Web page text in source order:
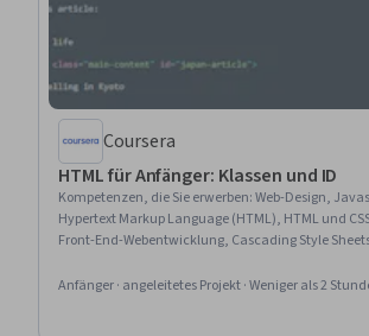
Coursera
HTML für Anfänger: Klassen und ID
Kompetenzen, die Sie erwerben:Web-Design,
Hypertext Markup Language (HTML), HTML und
Front-End-Webentwicklung, Cascading Style Sheets
Anfänger · angeleitetes Projekt · Weniger als 2